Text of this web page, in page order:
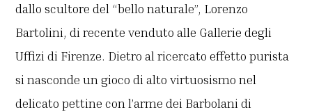
dallo scultore del “bello naturale”, Lorenzo
Bartolini, di recente venduto alle Gallerie degli
Uffizi di Firenze. Dietro al ricercato effetto purista
si nasconde un gioco di alto virtuosismo nel
delicato pettine con l’arme dei Barbolani di